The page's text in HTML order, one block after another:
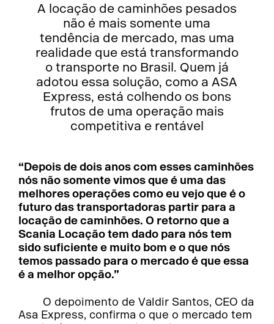
A locação de caminhões pesados
não é mais somente uma
tendência de mercado, mas uma
realidade que está transformando
o transporte no Brasil. Quem já
adotou essa solução, como a ASA
Express, está colhendo os bons
frutos de uma operação mais
competitiva e rentável
“Depois de dois anos com esses caminhões
nós não somente vimos que é uma das
melhores operações como eu vejo que é o
futuro das transportadoras partir para a
locação de caminhões. O retorno que a
Scania Locação tem dado para nós tem
sido suficiente e muito bom e o que nós
temos passado para o mercado é que essa
é a melhor opção.”
O depoimento de Valdir Santos, CEO da
Asa Express, confirma o que o mercado tem